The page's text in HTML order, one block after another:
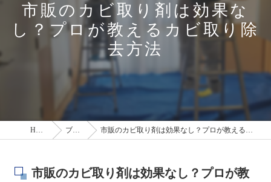
市販のカビ取り剤は効果な
し？プロが教えるカビ取り除
去方法
HOME ブログ 市販のカビ取り剤は効果なし？プロが教えるカビ取り除去方法
市販のカビ取り剤は効果なし？プロが教